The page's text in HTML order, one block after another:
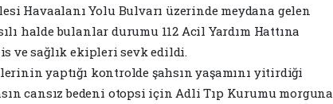
Havaalanı Yolu Bulvarı üzerinde meydana gelen
halde bulanlar durumu 112 Acil Yardım Hattına
ve sağlık ekipleri sevk edildi.
yaptığı kontrolde şahsın yaşamını yitirdiği
cansız bedeni otopsi için Adli Tıp Kurumu morguna